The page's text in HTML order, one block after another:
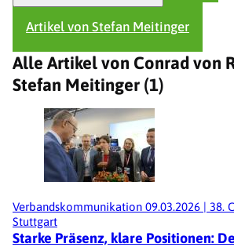
Artikel von Stefan Meitinger
Alle Artikel von Conrad von
Stefan Meitinger (1)
Verbandskommunikation 09.03.2026 | 38.
Stuttgart
Starke Präsenz, klare Positionen: